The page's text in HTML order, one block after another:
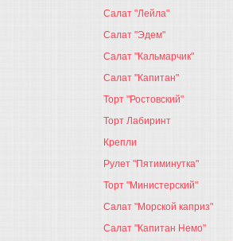
Салат "Лейла"
Салат "Эдем"
Салат "Кальмарчик"
Салат "Капитан"
Торт "Ростовский"
Торт Лабиринт
Крепли
Рулет "Пятиминутка"
Торт "Министерский"
Салат "Морской каприз"
Салат "Капитан Немо"